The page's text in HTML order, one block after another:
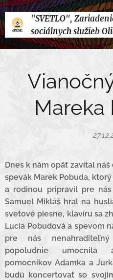
"SVETLO",
sociálnych služieb
Mareka
Dnes k nám opäť zavítal
spevák Marek Pobuda,
a rodinou pripravil pre
Samuel Mikláš hral na
svetové piesne, klavíru sa
Lucia Pobudová a spevom
pre nás
popoludnie umocnila
pomocníkov Adamka a
budú koncertovať so